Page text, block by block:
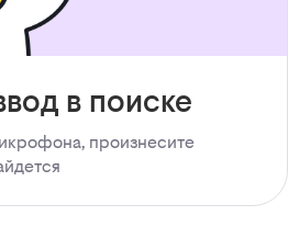
в поиске
произнесите